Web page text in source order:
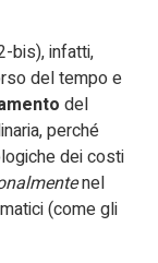
bis), infatti,
del tempo e
del
perché
dei costi
nel
(come gli